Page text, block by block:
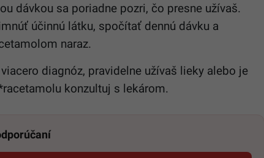
dávkou sa poriadne pozri, čo presne užívaš.
účinnú látku, spočítať dennú dávku a
naraz.
diagnóz, pravidelne užívaš lieky alebo je
konzultuj s lekárom.